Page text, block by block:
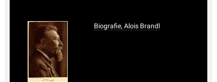
Biografie, Alois Brandl